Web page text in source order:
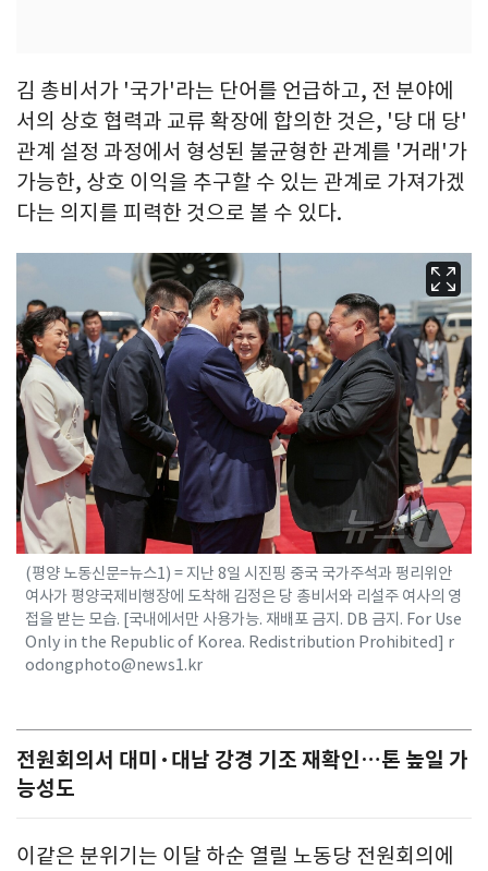
김 총비서가 '국가'라는 단어를 언급하고, 전 분야에
서의 상호 협력과 교류 확장에 합의한 것은, '당 대 당'
관계 설정 과정에서 형성된 불균형한 관계를 '거래'가
가능한, 상호 이익을 추구할 수 있는 관계로 가져가겠
다는 의지를 피력한 것으로 볼 수 있다.
(평양 노동신문=뉴스1) = 지난 8일 시진핑 중국 국가주석과 펑리위안
여사가 평양국제비행장에 도착해 김정은 당 총비서와 리설주 여사의 영
접을 받는 모습. [국내에서만 사용가능. 재배포 금지. DB 금지. For Use
Only in the Republic of Korea. Redistribution Prohibited] r
odongphoto@news1.kr
전원회의서 대미·대남 강경 기조 재확인…톤 높일 가
능성도
이같은 분위기는 이달 하순 열릴 노동당 전원회의에